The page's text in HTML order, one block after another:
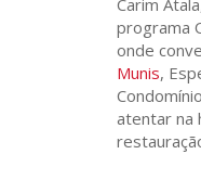
programa
onde
Munis,
atentar na